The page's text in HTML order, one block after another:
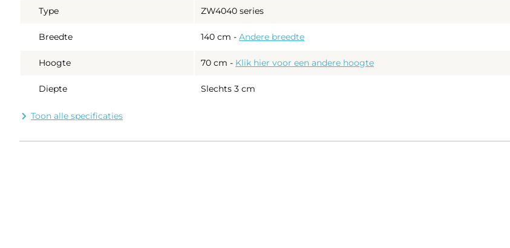
Type ZW4040 series
Breedte 140 cm - Andere breedte
Hoogte 70 cm - Klik hier voor een andere hoogte
Diepte Slechts 3 cm
Dikte spiegelglas
Achterframe De spiegel is omsloten door een industrieel mat zwart frame, erg fraai!
Toon alle specificaties